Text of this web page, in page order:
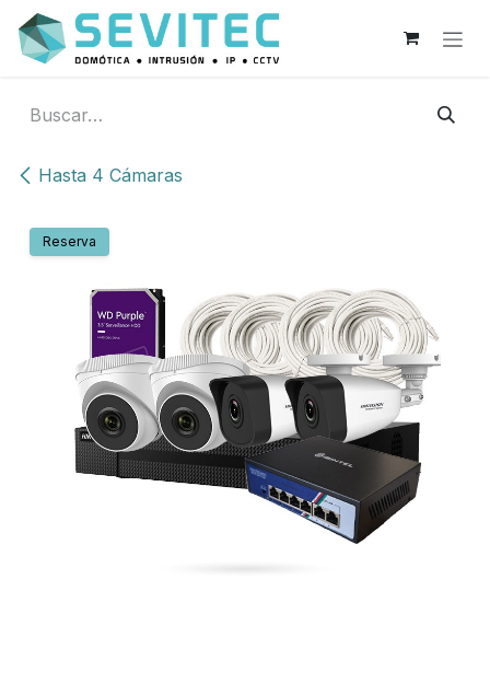
Ir al contenido
Hasta 4 Cámaras
Reserva